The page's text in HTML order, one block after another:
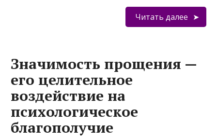
Читать далее
Значимость прощения —
его целительное
воздействие на
психологическое
благополучие